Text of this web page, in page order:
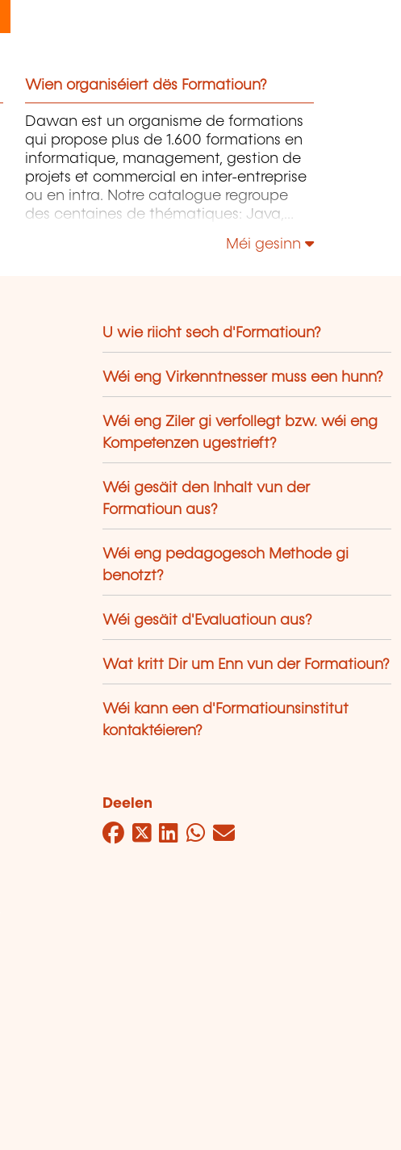
Wien organiséiert dës Formatioun?
Dawan est un organisme de formations
qui propose plus de 1.600 formations en
informatique, management, gestion de
projets et commercial en inter-entreprise
ou en intra. Notre catalogue regroupe
des centaines de thématiques: Java,
Windows Server, Vmware, Autocad,
Méi gesinn
U wie riicht sech d'Formatioun?
Wéi eng Virkenntnesser muss een hunn?
Wéi eng Ziler gi verfollegt bzw. wéi eng
Kompetenzen ugestrieft?
Wéi gesäit den Inhalt vun der
Formatioun aus?
Wéi eng pedagogesch Methode gi
benotzt?
Wéi gesäit d'Evaluatioun aus?
Wat kritt Dir um Enn vun der Formatioun?
Wéi kann een d'Formatiounsinstitut
kontaktéieren?
Deelen
Facebook
Twitter
LinkedIn
WhatsApp
Mail